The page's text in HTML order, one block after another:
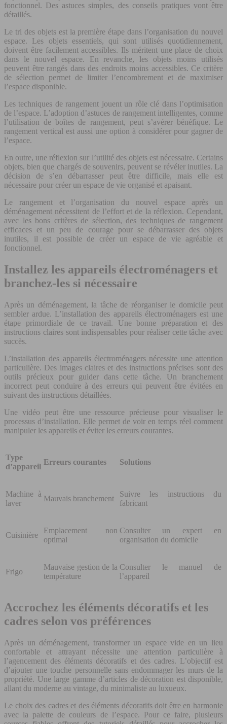
fonctionnel. Des astuces simples, des conseils pratiques vont être
détaillés.
Le tri des objets est la première étape dans l’organisation du nouvel
espace. Les objets essentiels, qui sont utilisés quotidiennement,
doivent être facilement accessibles. Ils méritent une place de choix
dans le nouvel espace. En revanche, les objets moins utilisés
peuvent être rangés dans des endroits moins accessibles. Ce critère
de sélection permet de limiter l’encombrement et de maximiser
l’espace disponible.
Les techniques de rangement jouent un rôle clé dans l’optimisation
de l’espace. L’adoption d’astuces de rangement intelligentes, comme
l’utilisation de boîtes de rangement, peut s’avérer bénéfique. Le
rangement vertical est aussi une option à considérer pour gagner de
l’espace.
En outre, une réflexion sur l’utilité des objets est nécessaire. Certains
objets, bien que chargés de souvenirs, peuvent se révéler inutiles. La
décision de s’en débarrasser peut être difficile, mais elle est
nécessaire pour créer un espace de vie organisé et apaisant.
Le rangement et l’organisation du nouvel espace après un
déménagement nécessitent de l’effort et de la réflexion. Cependant,
avec les bons critères de sélection, des techniques de rangement
efficaces et un peu de courage pour se débarrasser des objets
inutiles, il est possible de créer un espace de vie agréable et
fonctionnel.
Installez les appareils électroménagers et
branchez-les si nécessaire
Après un déménagement, la tâche de réorganiser le domicile peut
sembler ardue. L’installation des appareils électroménagers est une
étape primordiale de ce travail. Une bonne préparation et des
instructions claires sont indispensables pour réaliser cette tâche avec
succès.
L’installation des appareils électroménagers nécessite une attention
particulière. Des images claires et des instructions précises sont des
outils précieux pour guider dans cette tâche. Un branchement
incorrect peut conduire à des erreurs qui peuvent être évitées en
suivant des instructions détaillées.
Une vidéo peut être une ressource précieuse pour visualiser le
processus d’installation. Elle permet de voir en temps réel comment
manipuler les appareils et éviter les erreurs courantes.
Type
d’appareil
Erreurs courantes Solutions
Machine à
laver
Mauvais branchement
Suivre les instructions du
fabricant
Cuisinière
Emplacement non
optimal
Consulter un expert en
organisation du domicile
Frigo
Mauvaise gestion de la
température
Consulter le manuel de
l’appareil
Accrochez les éléments décoratifs et les
cadres selon vos préférences
Après un déménagement, transformer un espace vide en un lieu
confortable et attrayant nécessite une attention particulière à
l’agencement des éléments décoratifs et des cadres. L’objectif est
d’ajouter une touche personnelle sans endommager les murs de la
propriété. Une large gamme d’articles de décoration est disponible,
allant du moderne au vintage, du minimaliste au luxueux.
Le choix des cadres et des éléments décoratifs doit être en harmonie
avec la palette de couleurs de l’espace. Pour ce faire, plusieurs